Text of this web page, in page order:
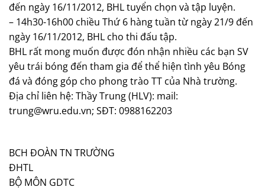
đến ngày 16/11/2012, BHL tuyển chọn và tập luyện.
– 14h30-16h00 chiều Thứ 6 hàng tuần từ ngày 21/9 đến
ngày 16/11/2012, BHL cho thi đấu tập.
BHL rất mong muốn được đón nhận nhiều các bạn SV
yêu trái bóng đến tham gia để thể hiện tình yêu Bóng
đá và đóng góp cho phong trào TT của Nhà trường.
Địa chỉ liên hệ: Thầy Trung (HLV): mail:
trung@wru.edu.vn; SĐT: 0988162203
BCH ĐOÀN TN TRƯỜNG
BỘ MÔN GDTC